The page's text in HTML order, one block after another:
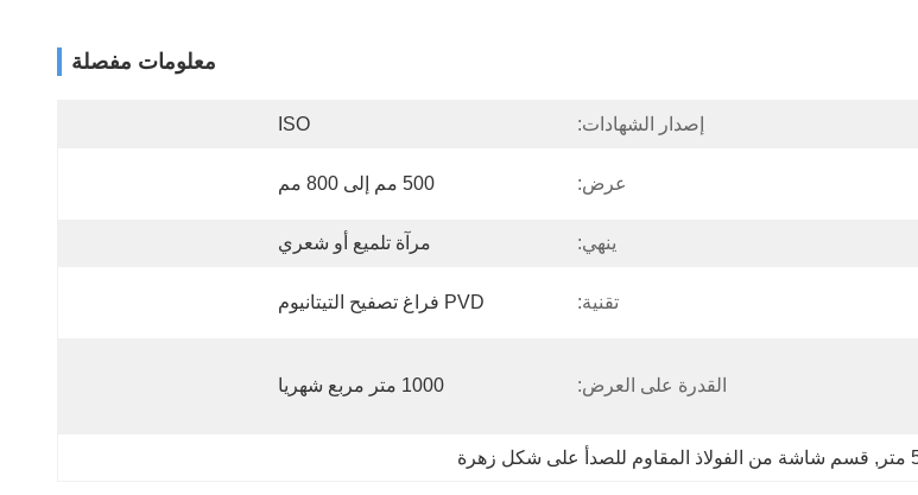
معلومات مفصلة
إصدار الشهادات: ISO
عرض: 500 مم إلى 800 مم
ينهي: مرآة تلميع أو شعري
تقنية: PVD فراغ تصفيح التيتانيوم
القدرة على العرض: 1000 متر مربع شهريا
, قسم شاشة من الفولاذ المقاوم للصدأ على شكل زهرة